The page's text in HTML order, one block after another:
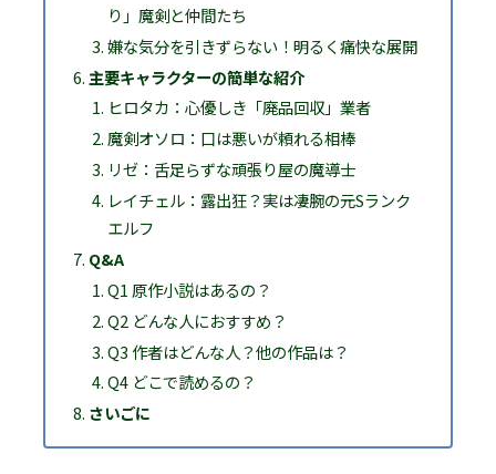
り」魔剣と仲間たち
嫌な気分を引きずらない！明るく痛快な展開
主要キャラクターの簡単な紹介
ヒロタカ：心優しき「廃品回収」業者
魔剣オソロ：口は悪いが頼れる相棒
リゼ：舌足らずな頑張り屋の魔導士
レイチェル：露出狂？実は凄腕の元Sランク
エルフ
Q&A
Q1 原作小説はあるの？
Q2 どんな人におすすめ？
Q3 作者はどんな人？他の作品は？
Q4 どこで読めるの？
さいごに